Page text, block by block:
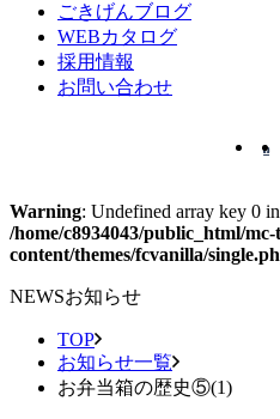
ごきげんブログ
WEBカタログ
採用情報
お問い合わせ
Warning: Undefined array key 0 in
/home/c8934043/public_html/
content/themes/fcvanilla/
NEWSお知らせ
TOP
お知らせ一覧
お弁当箱の歴史⑤(1)